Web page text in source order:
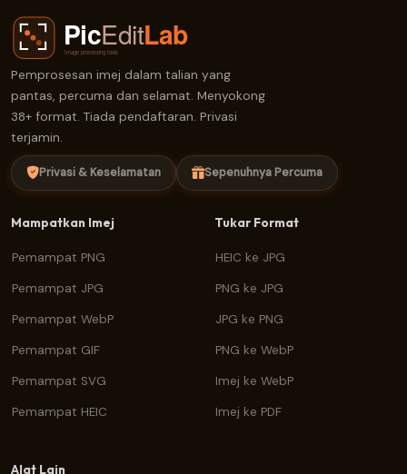
Pemprosesan imej dalam talian yang
pantas, percuma dan selamat. Menyokong
38+ format. Tiada pendaftaran. Privasi
terjamin.
Privasi & Keselamatan Sepenuhnya Percuma
Mampatkan Imej
Pemampat PNG
Pemampat JPG
Pemampat WebP
Pemampat GIF
Pemampat SVG
Pemampat HEIC
Tukar Format
HEIC ke JPG
PNG ke JPG
JPG ke PNG
PNG ke WebP
Imej ke WebP
Imej ke PDF
Alat Lain